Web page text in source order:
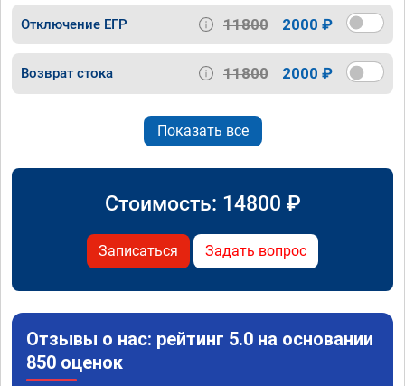
Отключение ЕГР 11800 2000 ₽
Возврат стока 11800 2000 ₽
Показать все
Стоимость: 14800 ₽
Записаться Задать вопрос
Отзывы о нас: рейтинг 5.0 на основании
850 оценок